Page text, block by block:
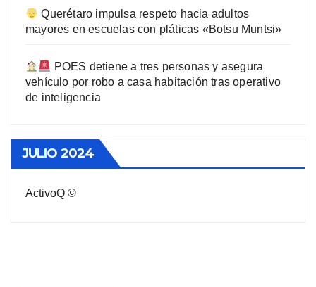
Querétaro impulsa respeto hacia adultos
mayores en escuelas con pláticas «Botsu Muntsi»
POES detiene a tres personas y asegura
vehículo por robo a casa habitación tras operativo
de inteligencia
JULIO 2024
ActivoQ ©